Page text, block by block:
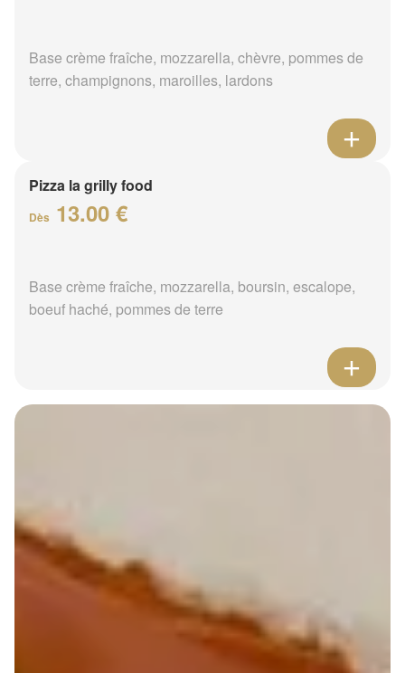
Base crème fraîche, mozzarella, chèvre, pommes de
terre, champignons, maroilles, lardons
Pizza la grilly food
Dès 13.00 €
Base crème fraîche, mozzarella, boursin, escalope,
boeuf haché, pommes de terre